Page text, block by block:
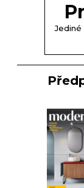
Jediné